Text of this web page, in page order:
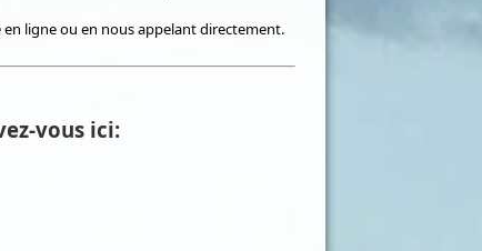
ligne ou en nous appelant directement.
vous ici: